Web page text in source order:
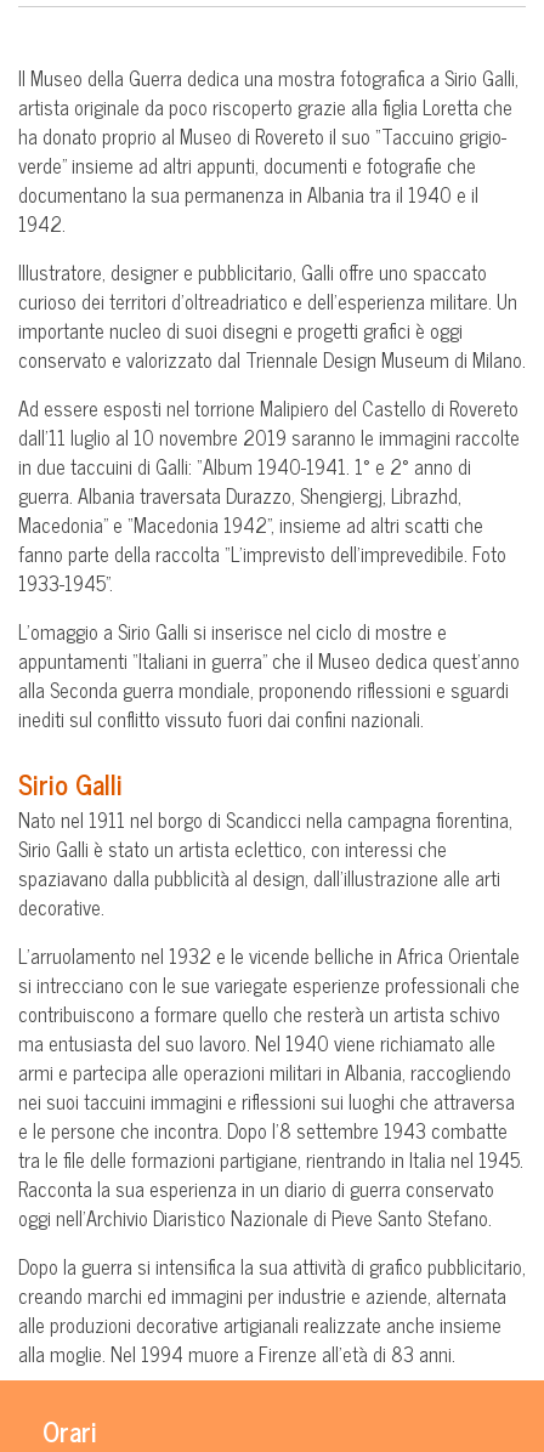
Il Museo della Guerra dedica una mostra fotografica a Sirio Galli,
artista originale da poco riscoperto grazie alla figlia Loretta che
ha donato proprio al Museo di Rovereto il suo “Taccuino grigio-
verde” insieme ad altri appunti, documenti e fotografie che
documentano la sua permanenza in Albania tra il 1940 e il
1942.
Illustratore, designer e pubblicitario, Galli offre uno spaccato
curioso dei territori d’oltreadriatico e dell’esperienza militare. Un
importante nucleo di suoi disegni e progetti grafici è oggi
conservato e valorizzato dal Triennale Design Museum di Milano.
Ad essere esposti nel torrione Malipiero del Castello di Rovereto
dall’11 luglio al 10 novembre 2019 saranno le immagini raccolte
in due taccuini di Galli: “Album 1940-1941. 1° e 2° anno di
guerra. Albania traversata Durazzo, Shengiergj, Librazhd,
Macedonia” e “Macedonia 1942”, insieme ad altri scatti che
fanno parte della raccolta “L’imprevisto dell’imprevedibile. Foto
1933-1945”.
L’omaggio a Sirio Galli si inserisce nel ciclo di mostre e
appuntamenti “Italiani in guerra” che il Museo dedica quest’anno
alla Seconda guerra mondiale, proponendo riflessioni e sguardi
inediti sul conflitto vissuto fuori dai confini nazionali.
Sirio Galli
Nato nel 1911 nel borgo di Scandicci nella campagna fiorentina,
Sirio Galli è stato un artista eclettico, con interessi che
spaziavano dalla pubblicità al design, dall’illustrazione alle arti
decorative.
L’arruolamento nel 1932 e le vicende belliche in Africa Orientale
si intrecciano con le sue variegate esperienze professionali che
contribuiscono a formare quello che resterà un artista schivo
ma entusiasta del suo lavoro. Nel 1940 viene richiamato alle
armi e partecipa alle operazioni militari in Albania, raccogliendo
nei suoi taccuini immagini e riflessioni sui luoghi che attraversa
e le persone che incontra. Dopo l’8 settembre 1943 combatte
tra le file delle formazioni partigiane, rientrando in Italia nel 1945.
Racconta la sua esperienza in un diario di guerra conservato
oggi nell’Archivio Diaristico Nazionale di Pieve Santo Stefano.
Dopo la guerra si intensifica la sua attività di grafico pubblicitario,
creando marchi ed immagini per industrie e aziende, alternata
alle produzioni decorative artigianali realizzate anche insieme
alla moglie. Nel 1994 muore a Firenze all’età di 83 anni.
Orari